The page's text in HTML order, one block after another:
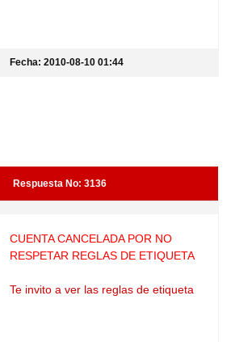
Fecha: 2010-08-10 01:44
Respuesta No: 3136
CUENTA CANCELADA POR NO
RESPETAR REGLAS DE ETIQUETA
Te invito a ver las reglas de etiqueta